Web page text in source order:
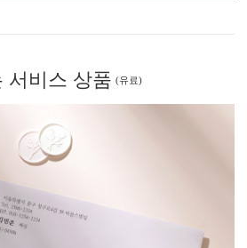
서비스 상품 (유료)